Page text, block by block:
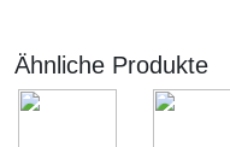
Ähnliche Produkte